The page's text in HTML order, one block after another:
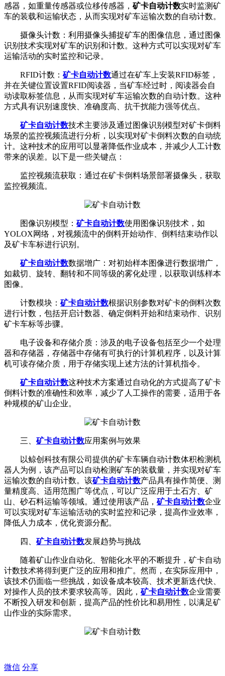
感器，如重量传感器或位移传感器， 矿卡自动计数实时监测矿
车的装载和运输状态，从而实现对矿车运输次数的自动计数。
摄像头计数：利用摄像头捕捉矿车的图像信息，通过图像
识别技术实现对矿车的识别和计数。这种方式可以实现对矿车
运输活动的实时监控和记录。
RFID计数： 矿卡自动计数通过在矿车上安装RFID标签，
并在关键位置设置RFID阅读器，当矿车经过时，阅读器会自
动读取标签信息，从而实现对矿车运输次数的自动计数。这种
方式具有识别速度快、准确度高、抗干扰能力强等优点。
矿卡自动计数技术主要涉及通过图像识别模型对矿卡倒料
场景的监控视频流进行分析，以实现对矿卡倒料次数的自动统
计。这种技术的应用可以显著降低作业成本，并减少人工计数
带来的误差。以下是一些关键点：
监控视频流获取：通过在矿卡倒料场景部署摄像头，获取
监控视频流。
图像识别模型： 矿卡自动计数使用图像识别技术，如
YOLOX网络，对视频流中的倒料开始动作、倒料结束动作以
及矿卡车标进行识别。
矿卡自动计数数据增广：对初始样本图像进行数据增广，
如裁切、旋转、翻转和不同等级的雾化处理，以获取训练样本
图像。
计数模块： 矿卡自动计数根据识别参数对矿卡的倒料次数
进行计数，包括开启计数器、确定倒料开始和结束动作、识别
矿卡车标等步骤。
电子设备和存储介质：涉及的电子设备包括至少一个处理
器和存储器，存储器中存储有可执行的计算机程序，以及计算
机可读存储介质，用于存储实现上述方法的计算机指令。
矿卡自动计数这种技术方案通过自动化的方式提高了矿卡
倒料计数的准确性和效率，减少了人工操作的需要，适用于各
种规模的矿山企业。
三、 矿卡自动计数应用案例与效果
以鲸创科技有限公司提供的矿卡车辆自动计数体积检测机
器人为例，该产品可以自动检测矿车的装载量，并实现对矿车
运输次数的自动计数。该矿卡自动计数产品具有操作简便、测
量精度高、适用范围广等优点，可以广泛应用于土石方、矿
山、砂石料运输等领域。通过使用该产品， 矿卡自动计数企业
可以实现对矿车运输活动的实时监控和记录，提高作业效率，
降低人力成本，优化资源分配。
四、 矿卡自动计数发展趋势与挑战
随着矿山作业自动化、智能化水平的不断提升，矿卡自动
计数技术将得到更广泛的应用和推广。然而，在实际应用中，
该技术仍面临一些挑战，如设备成本较高、技术更新迭代快、
对操作人员的技术要求较高等。因此， 矿卡自动计数企业需要
不断投入研发和创新，提高产品的性价比和易用性，以满足矿
山作业的实际需求。
微信 分享